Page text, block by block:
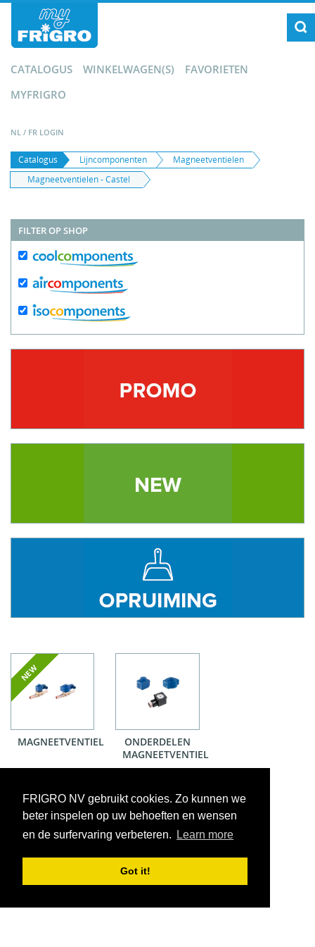
FRIGRO NV gebruikt cookies. Zo kunnen we
beter inspelen op uw behoeften en wensen
en de surfervaring verbeteren.
Learn more
Got it!
CATALOGUS WINKELWAGEN(S)
FAVORIETEN
MYFRIGRO
NL / FR LOGIN
Catalogus Lijncomponenten
Magneetventielen
Magneetventielen - Castel
FILTER OP SHOP
MAGNEETVENTIEL
ONDERDELEN
MAGNEETVENTIEL